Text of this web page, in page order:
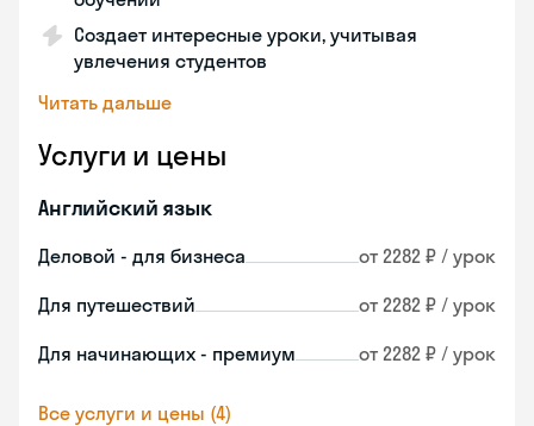
Создает интересные уроки, учитывая
увлечения студентов
Читать дальше
Услуги и цены
Английский язык
Деловой - для бизнеса от 2282 ₽ / урок
Для путешествий от 2282 ₽ / урок
Для начинающих - премиум от 2282 ₽ / урок
Все услуги и цены (4)